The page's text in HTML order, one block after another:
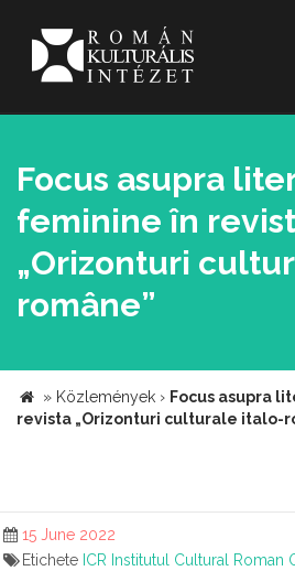
Focus asupra
feminine în
„Orizonturi
române”
» Közlemények › Focus asupra
revista „Orizonturi culturale italo-
15 June 2022
Etichete ICR Institutul Cultural Roman